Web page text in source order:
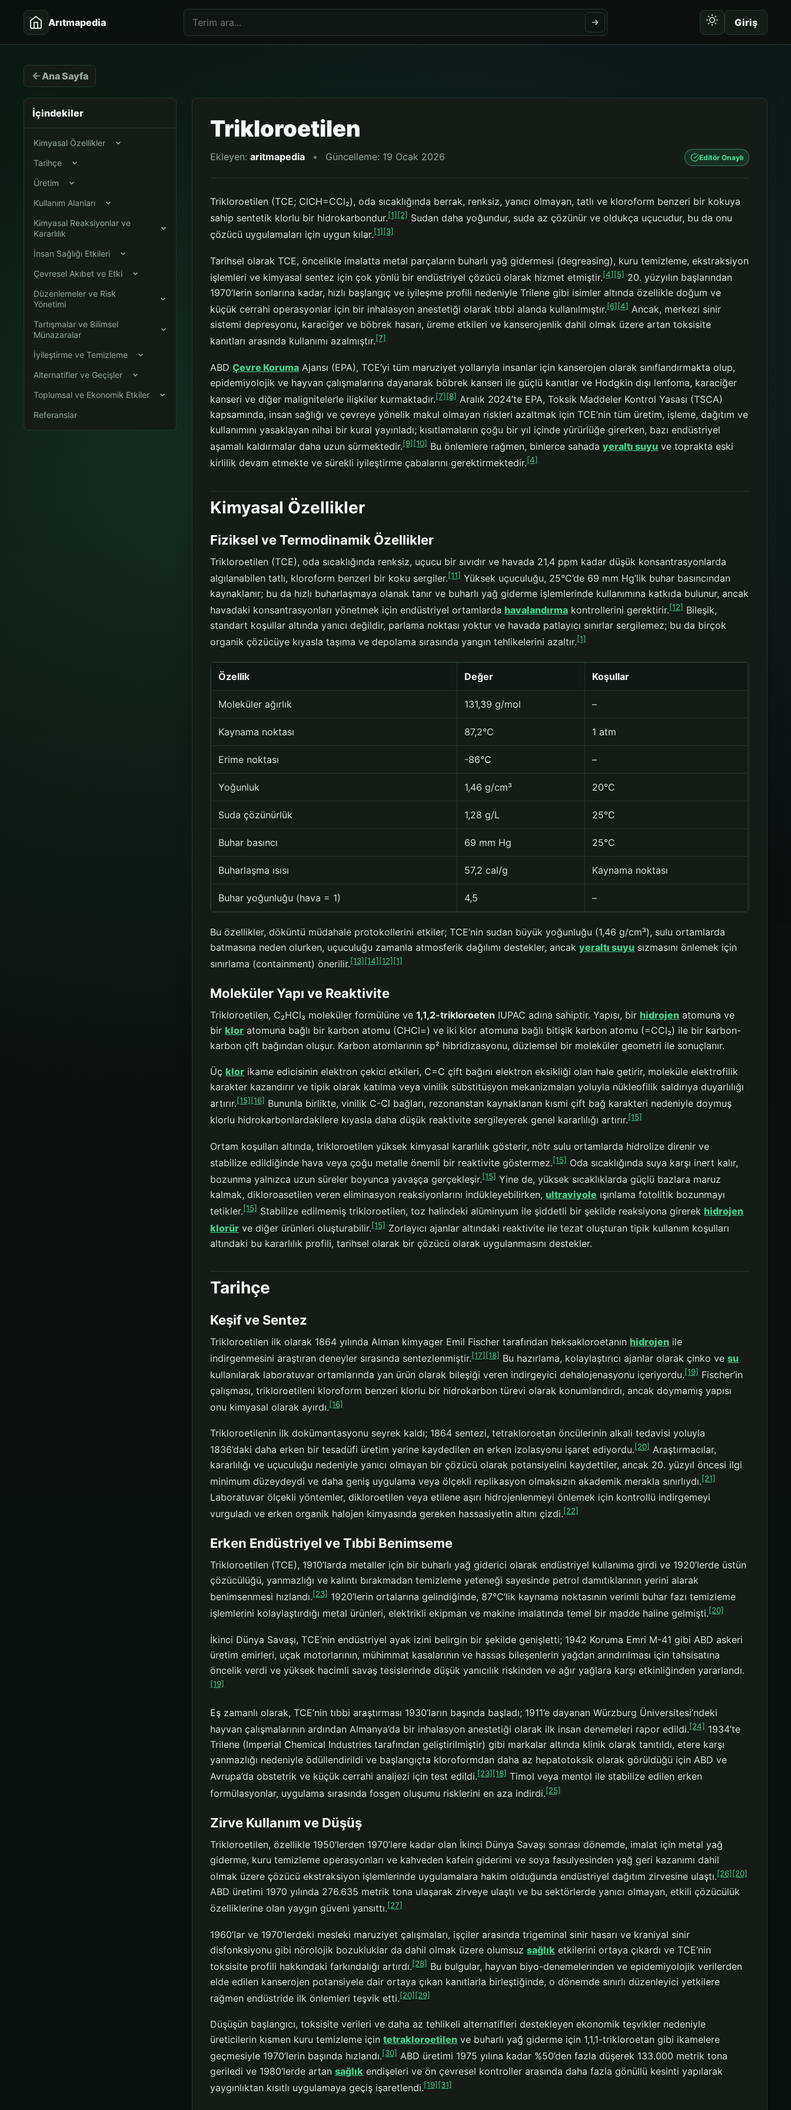
Arıtmapedia Giriş
Ana Sayfa
İçindekiler
Kimyasal Özellikler
Tarihçe
Üretim
Kullanım Alanları
Kimyasal Reaksiyonlar ve
Kararlılık
İnsan Sağlığı Etkileri
Çevresel Akıbet ve Etki
Düzenlemeler ve Risk
Yönetimi
Tartışmalar ve Bilimsel
Münazaralar
İyileştirme ve Temizleme
Alternatifler ve Geçişler
Toplumsal ve Ekonomik Etkiler
Referanslar
Trikloroetilen
Ekleyen:aritmapedia • Güncelleme: 19 Ocak 2026 Editör Onaylı
Trikloroetilen (TCE; ClCH=CCl₂), oda sıcaklığında berrak, renksiz, yanıcı olmayan, tatlı ve kloroform benzeri bir kokuya
sahip sentetik klorlu bir hidrokarbondur.[1] [2] Sudan daha yoğundur, suda az çözünür ve oldukça uçucudur, bu da onu
çözücü uygulamaları için uygun kılar.[1] [3]
Tarihsel olarak TCE, öncelikle imalatta metal parçaların buharlı yağ gidermesi (degreasing), kuru temizleme, ekstraksiyon
işlemleri ve kimyasal sentez için çok yönlü bir endüstriyel çözücü olarak hizmet etmiştir.[4] [5] 20. yüzyılın başlarından
1970’lerin sonlarına kadar, hızlı başlangıç ve iyileşme profili nedeniyle Trilene gibi isimler altında özellikle doğum ve
küçük cerrahi operasyonlar için bir inhalasyon anestetiği olarak tıbbi alanda kullanılmıştır.[6] [4] Ancak, merkezi sinir
sistemi depresyonu, karaciğer ve böbrek hasarı, üreme etkileri ve kanserojenlik dahil olmak üzere artan toksisite
kanıtları arasında kullanımı azalmıştır.[7]
ABDÇevre Koruma Ajansı (EPA), TCE’yi tüm maruziyet yollarıyla insanlar için kanserojen olarak sınıflandırmakta olup,
epidemiyolojik ve hayvan çalışmalarına dayanarak böbrek kanseri ile güçlü kanıtlar ve Hodgkin dışı lenfoma, karaciğer
kanseri ve diğer malignitelerle ilişkiler kurmaktadır.[7] [8] Aralık 2024’te EPA, Toksik Maddeler Kontrol Yasası (TSCA)
kapsamında, insan sağlığı ve çevreye yönelik makul olmayan riskleri azaltmak için TCE’nin tüm üretim, işleme, dağıtım ve
kullanımını yasaklayan nihai bir kural yayınladı; kısıtlamaların çoğu bir yıl içinde yürürlüğe girerken, bazı endüstriyel
aşamalı kaldırmalar daha uzun sürmektedir.[9] [10] Bu önlemlere rağmen, binlerce sahadayeraltı suyu ve toprakta eski
kirlilik devam etmekte ve sürekli iyileştirme çabalarını gerektirmektedir.[4]
Kimyasal Özellikler
Fiziksel ve Termodinamik Özellikler
Trikloroetilen (TCE), oda sıcaklığında renksiz, uçucu bir sıvıdır ve havada 21,4 ppm kadar düşük konsantrasyonlarda
algılanabilen tatlı, kloroform benzeri bir koku sergiler.[11] Yüksek uçuculuğu, 25°C’de 69 mm Hg’lik buhar basıncından
kaynaklanır; bu da hızlı buharlaşmaya olanak tanır ve buharlı yağ giderme işlemlerinde kullanımına katkıda bulunur, ancak
havadaki konsantrasyonları yönetmek için endüstriyel ortamlarda havalandırma kontrollerini gerektirir.[12] Bileşik,
standart koşullar altında yanıcı değildir, parlama noktası yoktur ve havada patlayıcı sınırlar sergilemez; bu da birçok
organik çözücüye kıyasla taşıma ve depolama sırasında yangın tehlikelerini azaltır.[1]
Özellik Değer Koşullar
Moleküler ağırlık 131,39 g/mol –
Kaynama noktası 87,2°C 1 atm
Erime noktası -86°C –
Yoğunluk 1,46 g/cm³ 20°C
Suda çözünürlük 1,28 g/L 25°C
Buhar basıncı 69 mm Hg 25°C
Buharlaşma ısısı 57,2 cal/g Kaynama noktası
Buhar yoğunluğu (hava = 1) 4,5 –
Bu özellikler, döküntü müdahale protokollerini etkiler; TCE’nin sudan büyük yoğunluğu (1,46 g/cm³), sulu ortamlarda
batmasına neden olurken, uçuculuğu zamanla atmosferik dağılımı destekler, ancakyeraltı suyu sızmasını önlemek için
sınırlama (containment) önerilir.[13] [14] [12] [1]
Moleküler Yapı ve Reaktivite
Trikloroetilen, C₂HCl₃ moleküler formülüne ve1,1,2-trikloroeten IUPAC adına sahiptir. Yapısı, bir hidrojen atomuna ve
bir klor atomuna bağlı bir karbon atomu (CHCl=) ve iki klor atomuna bağlı bitişik karbon atomu (=CCl₂) ile bir karbon-
karbon çift bağından oluşur. Karbon atomlarının sp² hibridizasyonu, düzlemsel bir moleküler geometri ile sonuçlanır.
Üç klor ikame edicisinin elektron çekici etkileri, C=C çift bağını elektron eksikliği olan hale getirir, moleküle elektrofilik
karakter kazandırır ve tipik olarak katılma veya vinilik sübstitüsyon mekanizmaları yoluyla nükleofilik saldırıya duyarlılığı
artırır.[15] [16] Bununla birlikte, vinilik C-Cl bağları, rezonanstan kaynaklanan kısmi çift bağ karakteri nedeniyle doymuş
klorlu hidrokarbonlardakilere kıyasla daha düşük reaktivite sergileyerek genel kararlılığı artırır.[15]
Ortam koşulları altında, trikloroetilen yüksek kimyasal kararlılık gösterir, nötr sulu ortamlarda hidrolize direnir ve
stabilize edildiğinde hava veya çoğu metalle önemli bir reaktivite göstermez.[15]Oda sıcaklığında suya karşı inert kalır,
bozunma yalnızca uzun süreler boyunca yavaşça gerçekleşir.[15] Yine de, yüksek sıcaklıklarda güçlü bazlara maruz
kalmak, dikloroasetilen veren eliminasyon reaksiyonlarını indükleyebilirken, ultraviyole ışınlama fotolitik bozunmayı
tetikler.[15] Stabilize edilmemiş trikloroetilen, toz halindeki alüminyum ile şiddetli bir şekilde reaksiyona girerek hidrojen
klorür ve diğer ürünleri oluşturabilir.[15]Zorlayıcı ajanlar altındaki reaktivite ile tezat oluşturan tipik kullanım koşulları
altındaki bu kararlılık profili, tarihsel olarak bir çözücü olarak uygulanmasını destekler.
Tarihçe
Keşif ve Sentez
Trikloroetilen ilk olarak 1864 yılında Alman kimyager Emil Fischer tarafından heksakloroetanın hidrojen ile
indirgenmesini araştıran deneyler sırasında sentezlenmiştir.[17] [18] Bu hazırlama, kolaylaştırıcı ajanlar olarak çinko vesu
kullanılarak laboratuvar ortamlarında yan ürün olarak bileşiği veren indirgeyici dehalojenasyonu içeriyordu.[19] Fischer’in
çalışması, trikloroetileni kloroform benzeri klorlu bir hidrokarbon türevi olarak konumlandırdı, ancak doymamış yapısı
onu kimyasal olarak ayırdı.[16]
Trikloroetilenin ilk dokümantasyonu seyrek kaldı; 1864 sentezi, tetrakloroetan öncülerinin alkali tedavisi yoluyla
1836’daki daha erken bir tesadüfi üretim yerine kaydedilen en erken izolasyonu işaret ediyordu.[20] Araştırmacılar,
kararlılığı ve uçuculuğu nedeniyle yanıcı olmayan bir çözücü olarak potansiyelini kaydettiler, ancak 20. yüzyıl öncesi ilgi
minimum düzeydeydi ve daha geniş uygulama veya ölçekli replikasyon olmaksızın akademik merakla sınırlıydı.[21]
Laboratuvar ölçekli yöntemler, dikloroetilen veya etilene aşırı hidrojenlenmeyi önlemek için kontrollü indirgemeyi
vurguladı ve erken organik halojen kimyasında gereken hassasiyetin altını çizdi.[22]
Erken Endüstriyel ve Tıbbi Benimseme
Trikloroetilen (TCE), 1910’larda metaller için bir buharlı yağ giderici olarak endüstriyel kullanıma girdi ve 1920’lerde üstün
çözücülüğü, yanmazlığı ve kalıntı bırakmadan temizleme yeteneği sayesinde petrol damıtıklarının yerini alarak
benimsenmesi hızlandı.[23] 1920’lerin ortalarına gelindiğinde, 87°C’lik kaynama noktasının verimli buhar fazı temizleme
işlemlerini kolaylaştırdığı metal ürünleri, elektrikli ekipman ve makine imalatında temel bir madde haline gelmişti.[20]
İkinci Dünya Savaşı, TCE’nin endüstriyel ayak izini belirgin bir şekilde genişletti; 1942 Koruma Emri M-41 gibi ABD askeri
üretim emirleri, uçak motorlarının, mühimmat kasalarının ve hassas bileşenlerin yağdan arındırılması için tahsisatına
öncelik verdi ve yüksek hacimli savaş tesislerinde düşük yanıcılık riskinden ve ağır yağlara karşı etkinliğinden yararlandı.
[19]
Eş zamanlı olarak, TCE’nin tıbbi araştırması 1930’ların başında başladı; 1911’e dayanan Würzburg Üniversitesi’ndeki
hayvan çalışmalarının ardından Almanya’da bir inhalasyon anestetiği olarak ilk insan denemeleri rapor edildi.[24] 1934’te
Trilene (Imperial Chemical Industries tarafından geliştirilmiştir) gibi markalar altında klinik olarak tanıtıldı, etere karşı
yanmazlığı nedeniyle ödüllendirildi ve başlangıçta kloroformdan daha az hepatotoksik olarak görüldüğü için ABD ve
Avrupa’da obstetrik ve küçük cerrahi analjezi için test edildi.[23] [18] Timol veya mentol ile stabilize edilen erken
formülasyonlar, uygulama sırasında fosgen oluşumu risklerini en aza indirdi.[25]
Zirve Kullanım ve Düşüş
Trikloroetilen, özellikle 1950’lerden 1970’lere kadar olan İkinci Dünya Savaşı sonrası dönemde, imalat için metal yağ
giderme, kuru temizleme operasyonları ve kahveden kafein giderimi ve soya fasulyesinden yağ geri kazanımı dahil
olmak üzere çözücü ekstraksiyon işlemlerinde uygulamalara hakim olduğunda endüstriyel dağıtım zirvesine ulaştı.[26] [20]
ABD üretimi 1970 yılında 276.635 metrik tona ulaşarak zirveye ulaştı ve bu sektörlerde yanıcı olmayan, etkili çözücülük
özelliklerine olan yaygın güveni yansıttı.[27]
1960’lar ve 1970’lerdeki mesleki maruziyet çalışmaları, işçiler arasında trigeminal sinir hasarı ve kraniyal sinir
disfonksiyonu gibi nörolojik bozukluklar da dahil olmak üzere olumsuzsağlık etkilerini ortaya çıkardı ve TCE’nin
toksisite profili hakkındaki farkındalığı artırdı.[28]Bu bulgular, hayvan biyo-denemelerinden ve epidemiyolojik verilerden
elde edilen kanserojen potansiyele dair ortaya çıkan kanıtlarla birleştiğinde, o dönemde sınırlı düzenleyici yetkilere
rağmen endüstride ilk önlemleri teşvik etti.[20] [29]
Düşüşün başlangıcı, toksisite verileri ve daha az tehlikeli alternatifleri destekleyen ekonomik teşvikler nedeniyle
üreticilerin kısmen kuru temizleme içintetrakloroetilen ve buharlı yağ giderme için 1,1,1-trikloroetan gibi ikamelere
geçmesiyle 1970’lerin başında hızlandı.[30] ABD üretimi 1975 yılına kadar %50’den fazla düşerek 133.000 metrik tona
geriledi ve 1980’lerde artansağlık endişeleri ve ön çevresel kontroller arasında daha fazla gönüllü kesinti yapılarak
yaygınlıktan kısıtlı uygulamaya geçiş işaretlendi.[19] [31]